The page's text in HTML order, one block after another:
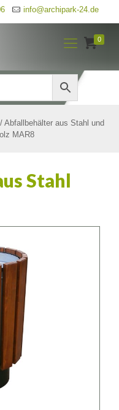
info@archipark-24.de
0
/ Abfallbehälter aus Stahl und
MAR8
Stahl